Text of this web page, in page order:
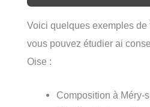
Voici quelques exemples
vous pouvez étudier ai
Oise :
Composition à Méry-